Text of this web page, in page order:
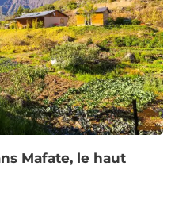
Mafate, le haut